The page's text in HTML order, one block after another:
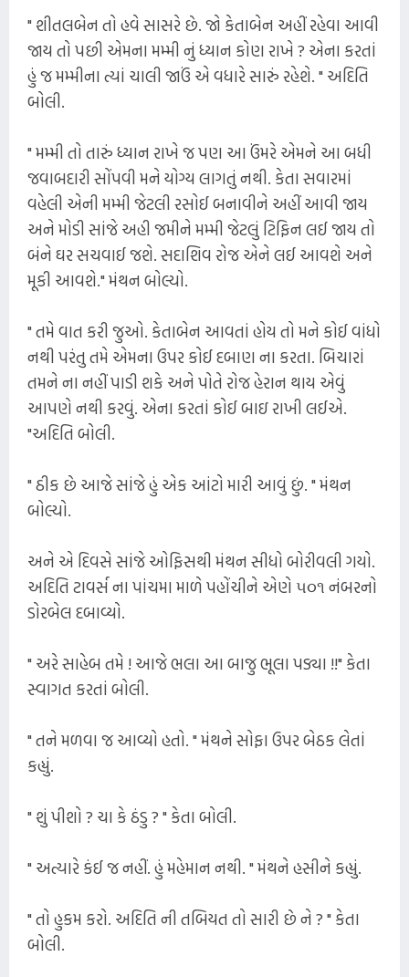
" શીતલબેન તો હવે સાસરે છે. જો કેતાબેન અહીં રહેવા આવી
જાય તો પછી એમના મમ્મી નું ધ્યાન કોણ રાખે ? એના કરતાં
હું જ મમ્મીના ત્યાં ચાલી જાઉં એ વધારે સારું રહેશે. " અદિતિ
બોલી.
" મમ્મી તો તારું ધ્યાન રાખે જ પણ આ ઉંમરે એમને આ બધી
જવાબદારી સોંપવી મને યોગ્ય લાગતું નથી. કેતા સવારમાં
વહેલી એની મમ્મી જેટલી રસોઈ બનાવીને અહીં આવી જાય
અને મોડી સાંજે અહી જમીને મમ્મી જેટલું ટિફિન લઈ જાય તો
બંને ઘર સચવાઈ જશે. સદાશિવ રોજ એને લઈ આવશે અને
મૂકી આવશે." મંથન બોલ્યો.
" તમે વાત કરી જુઓ. કેતાબેન આવતાં હોય તો મને કોઈ વાંધો
નથી પરંતુ તમે એમના ઉપર કોઈ દબાણ ના કરતા. બિચારાં
તમને ના નહીં પાડી શકે અને પોતે રોજ હેરાન થાય એવું
આપણે નથી કરવું. એના કરતાં કોઈ બાઇ રાખી લઈએ.
"અદિતિ બોલી.
" ઠીક છે આજે સાંજે હું એક આંટો મારી આવું છું. " મંથન
બોલ્યો.
અને એ દિવસે સાંજે ઓફિસથી મંથન સીધો બોરીવલી ગયો.
અદિતિ ટાવર્સ ના પાંચમા માળે પહોંચીને એણે ૫૦૧ નંબરનો
ડોરબેલ દબાવ્યો.
" અરે સાહેબ તમે ! આજે ભલા આ બાજુ ભૂલા પડ્યા !!" કેતા
સ્વાગત કરતાં બોલી.
" તને મળવા જ આવ્યો હતો. " મંથને સોફા ઉપર બેઠક લેતાં
કહ્યું.
" શું પીશો ? ચા કે ઠંડુ ? " કેતા બોલી.
" અત્યારે કંઈ જ નહીં. હું મહેમાન નથી. " મંથને હસીને કહ્યું.
" તો હુકમ કરો. અદિતિ ની તબિયત તો સારી છે ને ? " કેતા
બોલી.